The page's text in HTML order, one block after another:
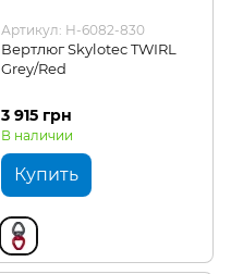
Артикул: H-6082-830
Вертлюг Skylotec TWIRL
Grey/Red
3 915 грн
В наличии
Купить